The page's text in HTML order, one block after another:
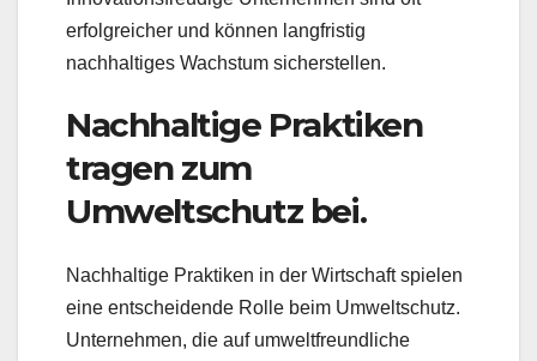
erfolgreicher und können langfristig
nachhaltiges Wachstum sicherstellen.
Nachhaltige Praktiken
tragen zum
Umweltschutz bei.
Nachhaltige Praktiken in der Wirtschaft spielen
eine entscheidende Rolle beim Umweltschutz.
Unternehmen, die auf umweltfreundliche